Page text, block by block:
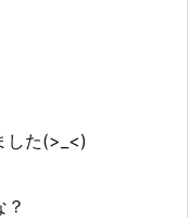
した(>_<)